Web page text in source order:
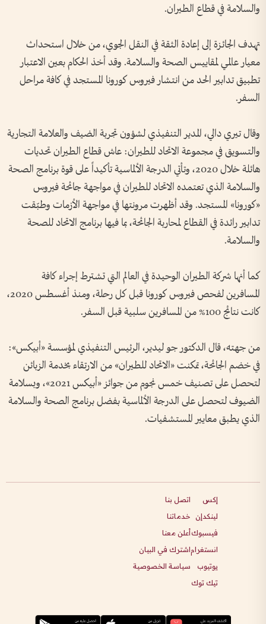
والسلامة في قطاع الطيران.
تهدف الجائزة إلى إعادة الثقة في النقل الجوي، من خلال استحداث
معيار عالمي لمقاييس الصحة والسلامة. وقد أخذ الحكام بعين الاعتبار
تطبيق تدابير الحد من انتشار فيروس كورونا المستجد في كافة مراحل
السفر.
وقال تيري دالي، المدير التنفيذي لشؤون تجربة الضيف والعلامة التجارية
والتسويق في مجموعة الاتحاد للطيران: عاش قطاع الطيران تحديات
هائلة خلال 2020، وتأتي الدرجة الألماسية تأكيداً على قوة برنامج الصحة
والسلامة الذي تعتمده الاتحاد للطيران في مواجهة جائحة فيروس
«كورونا» المستجد. وقد أظهرت مرونتها في مواجهة الأزمات وطبّقت
تدابير رائدة في القطاع لمحاربة الجائحة، بما فيها برنامج الاتحاد للصحة
والسلامة.
كما أنها شركة الطيران الوحيدة في العالم التي تشترط إجراء كافة
المسافرين لفحص فيروس كورونا قبل كل رحلة، ومنذ أغسطس 2020،
كانت نتائج 100% من المسافرين سلبية قبل السفر.
من جهته، قال الدكتور جو ليدير، الرئيس التنفيذي لمؤسسة «أبيكس»:
في خضم الجائحة، تمكنت «الاتحاد للطيران» من الارتقاء بخدمة الزبائن
لتحصل على تصنيف خمس نجوم من جوائز «أبيكس 2021»، وبسلامة
الضيوف لتحصل على الدرجة الألماسية بفضل برنامج الصحة والسلامة
الذي يطبق معايير المستشفيات.
إكس
لينكدإن
فيسبوك
انستغرام
يوتيوب
تيك توك
اتصل بنا
خدماتنا
أعلن معنا
اشترك في البيان
سياسة الخصوصية